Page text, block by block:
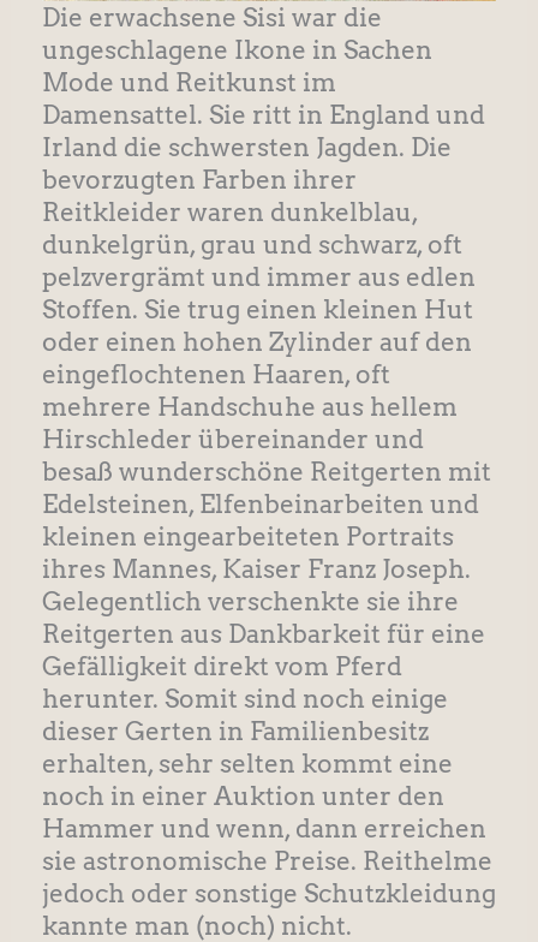
Die erwachsene Sisi war die
ungeschlagene Ikone in Sachen
Mode und Reitkunst im
Damensattel. Sie ritt in England und
Irland die schwersten Jagden. Die
bevorzugten Farben ihrer
Reitkleider waren dunkelblau,
dunkelgrün, grau und schwarz, oft
pelzvergrämt und immer aus edlen
Stoffen. Sie trug einen kleinen Hut
oder einen hohen Zylinder auf den
eingeflochtenen Haaren, oft
mehrere Handschuhe aus hellem
Hirschleder übereinander und
besaß wunderschöne Reitgerten mit
Edelsteinen, Elfenbeinarbeiten und
kleinen eingearbeiteten Portraits
ihres Mannes, Kaiser Franz Joseph.
Gelegentlich verschenkte sie ihre
Reitgerten aus Dankbarkeit für eine
Gefälligkeit direkt vom Pferd
herunter. Somit sind noch einige
dieser Gerten in Familienbesitz
erhalten, sehr selten kommt eine
noch in einer Auktion unter den
Hammer und wenn, dann erreichen
sie astronomische Preise. Reithelme
jedoch oder sonstige Schutzkleidung
kannte man (noch) nicht.